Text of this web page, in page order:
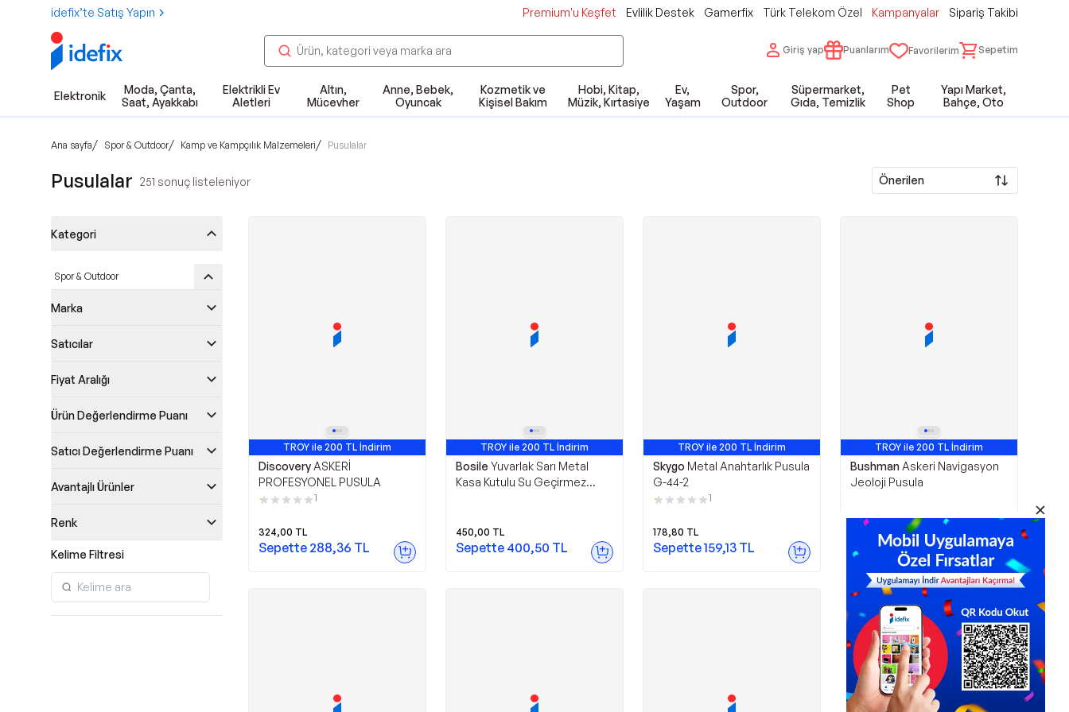
idefix’te Satış Yapın Premium'u Keşfet Evlilik Destek Gamerfix Türk Telekom Özel Kampanyalar Sipariş Takibi
Giriş yap Puanlarım Favorilerim Sepetim
Elektronik
Moda, Çanta,
Saat, Ayakkabı
Elektrikli Ev
Aletleri
Altın,
Mücevher
Anne, Bebek,
Oyuncak
Kozmetik ve
Kişisel Bakım
Hobi, Kitap,
Müzik, Kırtasiye
Ev,
Yaşam
Spor,
Outdoor
Süpermarket,
Gıda, Temizlik
Pet
Shop
Yapı Market,
Bahçe, Oto
Ana sayfa/ Spor & Outdoor/ Kamp ve Kampçılık Malzemeleri/ Pusulalar
Pusulalar 251 sonuç listeleniyor Önerilen
Kategori
Spor & Outdoor
Marka
Satıcılar
Fiyat Aralığı
Ürün Değerlendirme Puanı
Satıcı Değerlendirme Puanı
Avantajlı Ürünler
Renk
Kelime Filtresi
TROY ile 200 TL İndirim
Discovery ASKERİ
PROFESYONEL PUSULA
1
324,00 TL
Sepette 288,36 TL
TROY ile 200 TL İndirim
Bosile Yuvarlak Sarı Metal
Kasa Kutulu Su Geçirmez
450,00 TL
Sepette 400,50 TL
TROY ile 200 TL İndirim
Skygo Metal Anahtarlık Pusula
G-44-2
1
178,80 TL
Sepette159,13 TL
TROY ile 200 TL İndirim
Avantajlı Ürün
Bushman Askeri Navigasyon
Jeoloji Pusula
616,00 TL
Sepette548,24TL